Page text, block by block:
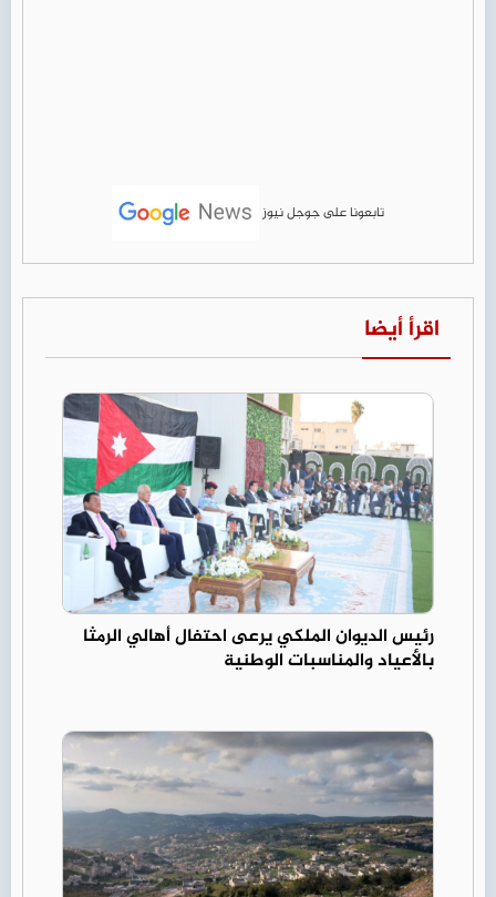
تابعونا على جوجل نيوز
اقرأ أيضا
رئيس الديوان الملكي يرعى احتفال أهالي الرمثا
بالأعياد والمناسبات الوطنية